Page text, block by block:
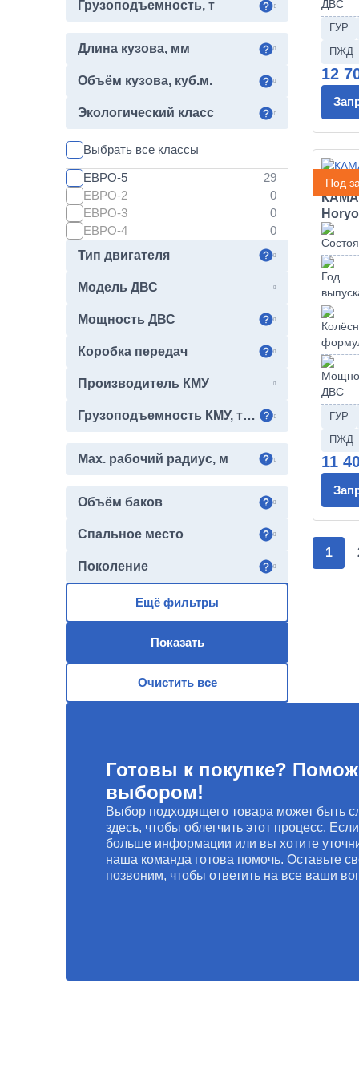
65659
6595
65952
65951
65955
65959
Грузоподъемность, т
Длина кузова, мм
Объём кузова, куб.м.
Экологический класс
Выбрать все классы
ЕВРО-5
ЕВРО-2
ЕВРО-3
ЕВРО-4
Тип двигателя
Модель ДВС
Мощность ДВС
Коробка передач
Производитель КМУ
Грузоподъемность КМУ, тонн
Max. рабочий радиус, м
Объём баков
Спальное место
Поколение
Ещё фильтры
Показать
Очистить все
ГУР
ПЖД
12
Под
ГУР
ПЖД
11
1
Готовы к покупке?
выбором!
Выбор подходящего товара может быть
здесь, чтобы облегчить этот процесс.
больше информации или вы хотите
наша команда готова помочь. Оставьте
позвоним, чтобы ответить на все ваши